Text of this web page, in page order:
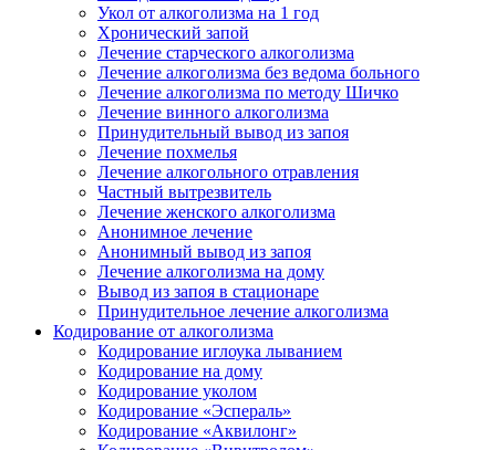
Укол от алкоголизма на 1 год
Хронический запой
Лечение старческого алкоголизма
Лечение алкоголизма без ведома больного
Лечение алкоголизма по методу Шичко
Лечение винного алкоголизма
Принудительный вывод из запоя
Лечение похмелья
Лечение алкогольного отравления
Частный вытрезвитель
Лечение женского алкоголизма
Анонимное лечение
Анонимный вывод из запоя
Лечение алкоголизма на дому
Вывод из запоя в стационаре
Принудительное лечение алкоголизма
Кодирование от алкоголизма
Кодирование иглоука лыванием
Кодирование на дому
Кодирование уколом
Кодирование «Эспераль»
Кодирование «Аквилонг»